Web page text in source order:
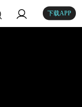
下载APP